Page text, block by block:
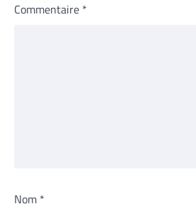
Commentaire *
Nom *